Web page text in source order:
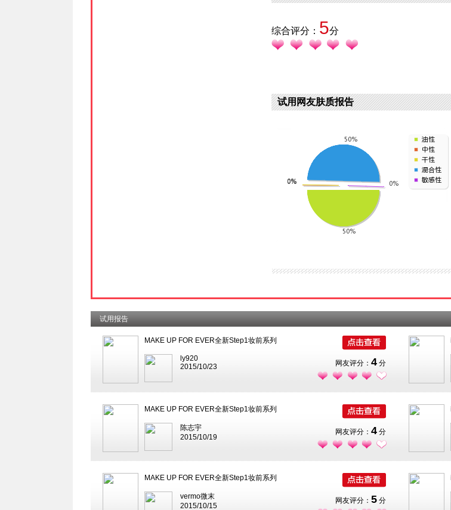
综合评分： 5分
试用网友肤质报告
试用报告
MAKE UP FOR EVER全新Step1妆前系列
ly920
2015/10/23
网友评分： 4 分
MAKE UP FOR EVER全新Step1妆前系列
陈志宇
2015/10/19
网友评分： 4 分
MAKE UP FOR EVER全新Step1妆前系列
vermo微末
2015/10/15
网友评分： 5 分